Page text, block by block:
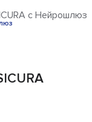
с Нейрошлюз